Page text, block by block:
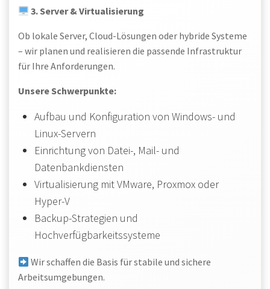
3. Server & Virtualisierung
Ob lokale Server, Cloud-Lösungen oder hybride Systeme
– wir planen und realisieren die passende Infrastruktur
für Ihre Anforderungen.
Unsere Schwerpunkte:
Aufbau und Konfiguration von Windows- und
Linux-Servern
Einrichtung von Datei-, Mail- und
Datenbankdiensten
Virtualisierung mit VMware, Proxmox oder
Hyper-V
Backup-Strategien und
Hochverfügbarkeitssysteme
Wir schaffen die Basis für stabile und sichere
Arbeitsumgebungen.